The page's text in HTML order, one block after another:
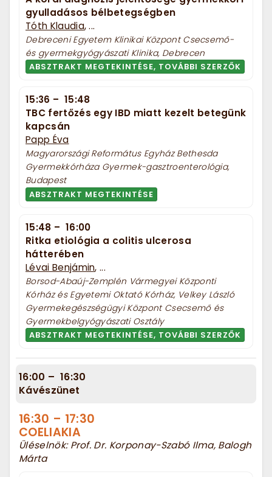
gyulladásos bélbetegségben
Tóth Klaudia, ...
Debreceni Egyetem Klinikai Központ Csecsemő-
és gyermekgyógyászati Klinika, Debrecen
ABSZTRAKT MEGTEKINTÉSE, TOVÁBBI SZERZŐK
15:36 – 15:48
TBC fertőzés egy IBD miatt kezelt betegünk
kapcsán
Papp Éva
Magyarországi Református Egyház Bethesda
Gyermekkórháza Gyermek-gasztroenterológia,
Budapest
ABSZTRAKT MEGTEKINTÉSE
15:48 – 16:00
Ritka etiológia a colitis ulcerosa
hátterében
Lévai Benjámin, ...
Borsod-Abaúj-Zemplén Vármegyei Központi
Kórház és Egyetemi Oktató Kórház, Velkey László
Gyermekegészségügyi Központ Csecsemő és
Gyermekbelgyógyászati Osztály
ABSZTRAKT MEGTEKINTÉSE, TOVÁBBI SZERZŐK
16:00 – 16:30
Kávészünet
16:30 – 17:30
COELIAKIA
Üléselnök: Prof. Dr. Korponay-Szabó Ilma, Balogh
Márta